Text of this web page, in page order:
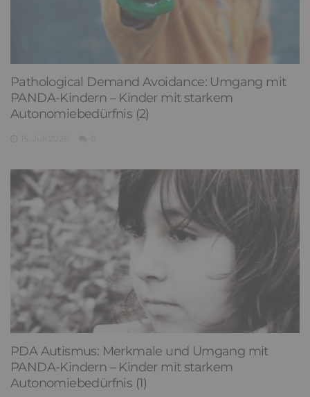
Pathological Demand Avoidance: Umgang mit
PANDA-Kindern – Kinder mit starkem
Autonomiebedürfnis (2)
PDA Autismus: Merkmale und Umgang mit
PANDA-Kindern – Kinder mit starkem
Autonomiebedürfnis (1)